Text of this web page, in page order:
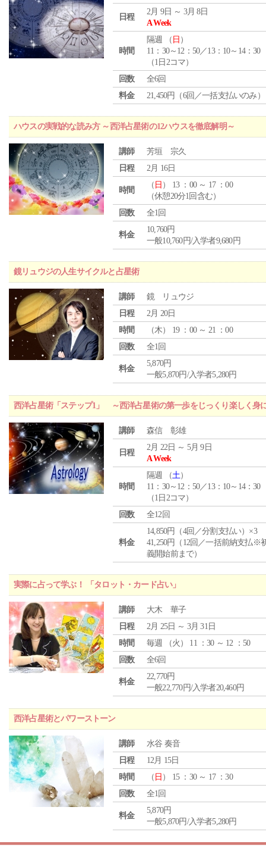
日程
2月 9日 ～ 3月 8日
A Week
時間
隔週 （ 日 ）
11：30～12：50／13：10～14：30
（1日2コマ）
回数
全6回
料金
21,450円（6回／一括支払いのみ）
ハウスの実戦的な読み方 ～西洋占星術の12ハウスを徹底解明～
講師
芳垣 宗久
日程
2月 16日
時間
（ 日 ） 13 ：00 ～ 17 ：00
（休憩20分1回含む）
回数
全1回
料金
10,760円
一般10,760円/入学者9,680円
鏡リュウジの人生サイクルと占星術
講師
鏡 リュウジ
日程
2月 20日
時間
（木） 19 ：00 ～ 21 ：00
回数
全1回
料金
5,870円
一般5,870円/入学者5,280円
西洋占星術「ステップ1」 ～西洋占星術の第一歩をじっくり楽しく身
講師 森信 彰雄
日程
2月 22日 ～ 5月 9日
A Week
時間
隔週 （土）
11：30～12：50／13：10～14：30
（1日2コマ）
回数
全12回
料金
14,850円（4回／分割支払い）×3
41,250円（12回／一括前納支払※
義開始前まで）
実際に占って学ぶ！ 「タロット・カード占い」
講師
大木 華子
日程
2月 25日 ～ 3月 31日
時間
毎週 （火 ） 11 ：30 ～ 12 ：50
回数
全6回
料金
22,770円
一般22,770円/入学者20,460円
西洋占星術とパワーストーン
講師
水谷 奏音
日程
12月 15日
時間
（ 日 ） 15 ：30 ～ 17 ：30
回数
全1回
料金
5,870円
一般5,870円/入学者5,280円